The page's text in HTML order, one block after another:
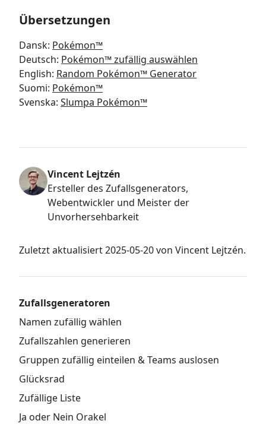
Übersetzungen
Dansk: Pokémon™
Deutsch: Pokémon™ zufällig auswählen
English: Random Pokémon™ Generator
Suomi: Pokémon™
Svenska: Slumpa Pokémon™
Vincent Lejtzén
Ersteller des Zufallsgenerators,
Webentwickler und Meister der
Unvorhersehbarkeit
Zuletzt aktualisiert2025-05-20von Vincent Lejtzén.
Zufallsgeneratoren
Namen zufällig wählen
Zufallszahlen generieren
Gruppen zufällig einteilen & Teams auslosen
Glücksrad
Zufällige Liste
Ja oder Nein Orakel